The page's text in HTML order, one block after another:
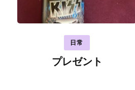
日常
プレゼント